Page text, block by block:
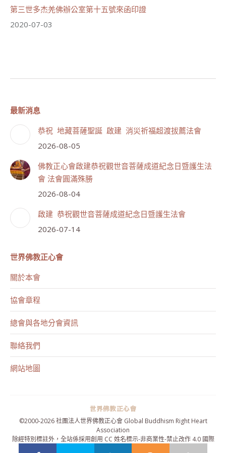
第三世多杰羌佛辦公室第十五號來函印證
2020-07-03
最新消息
恭祝 地藏菩薩聖誕 啟建 消災祈福超渡拔薦法會
2026-08-05
佛教正心會啟建恭祝觀世音菩薩成道紀念日暨護生法
會 法會圓滿殊勝
2026-08-04
啟建 恭祝觀世音菩薩成道紀念日暨護生法會
2026-07-14
世界佛教正心會
關於本會
協會章程
總會與各地分會資訊
聯絡我們
網站地圖
©2000-2026 社團法人世界佛教正心會 Global Buddhism Right Heart
Association
除經特別標註外，全站係採用創用 CC 姓名標示-非商業性-禁止改作 4.0 國際